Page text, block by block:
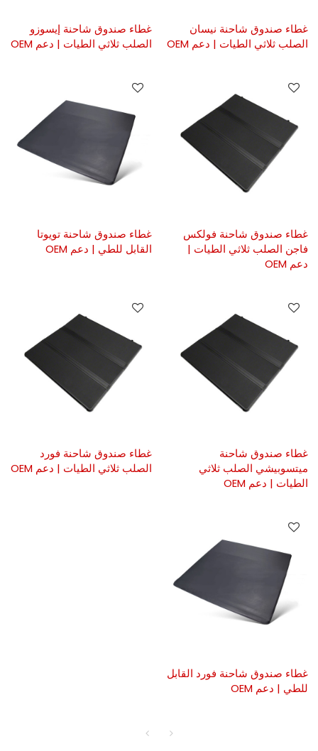
غطاء صندوق شاحنة نيسان
الصلب ثلاثي الطيات | دعم OEM
غطاء صندوق شاحنة إيسوزو
الصلب ثلاثي الطيات | دعم OEM
غطاء صندوق شاحنة فولكس
فاجن الصلب ثلاثي الطيات |
دعم OEM
غطاء صندوق شاحنة تويوتا
القابل للطي | دعم OEM
غطاء صندوق شاحنة
ميتسوبيشي الصلب ثلاثي
الطيات | دعم OEM
غطاء صندوق شاحنة فورد
الصلب ثلاثي الطيات | دعم OEM
غطاء صندوق شاحنة فورد القابل
للطي | دعم OEM